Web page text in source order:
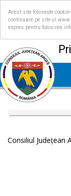
Acest site folosește
continuare pe site-ul
expres pentru folosirea
Consiliul Județean